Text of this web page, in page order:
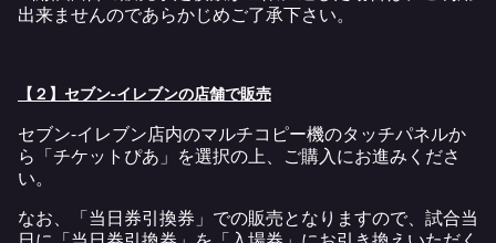
出来ませんのであらかじめご了承下さい。
【２】セブン-イレブンの店舗で販売
セブン‐イレブン店内のマルチコピー機のタッチパネルか
ら「チケットぴあ」を選択の上、ご購入にお進みくださ
い。
なお、「当日券引換券」での販売となりますので、試合当